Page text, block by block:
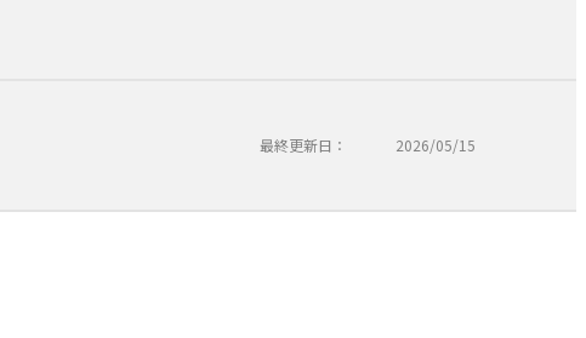
最終更新日： 2026/05/15